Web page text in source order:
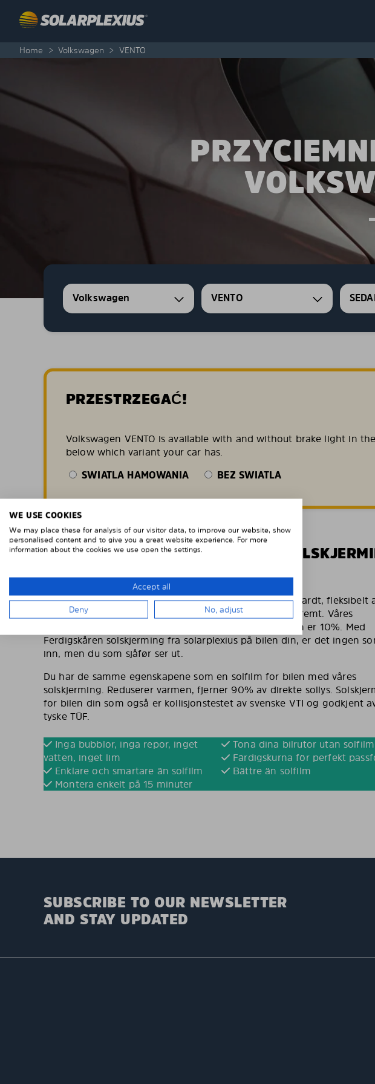
Home > Volkswagen > VENTO
Volkswagen VENTO
PRZESTRZEGAĆ!
Volkswagen VENTO is available with and without brake light in
below which variant your car has.
SWIATLA HAMOWANIA
BEZ SWIATLA
INGEN SOLFILM, FERDIGSKÅREN
I motsetning til solfilm er Solarplexius solskjerming et hardt, fleksibelt
polykarbonat.Materialet er uknuselig og kan bøyes ekstremt. Våres
solskjerming til bil er konsekvent tonet. Lysoverføringen er 10%. Med
Ferdigskåren solskjerming fra solarplexius på bilen din, er det ingen
inn, men du som sjåfør ser ut.
Du har de samme egenskapene som en solfilm for bilen med våres
solskjerming. Reduserer varmen, fjerner 90% av direkte sollys.
for bilen din som også er kollisjonstestet av svenske VTI og godkjent
tyske TÜF.
Inga bubblor, inga repor, inget
vatten, inget lim
Enklare och smartare än solfilm
Montera enkelt på 15 minuter
Tona dina bilrutor utan solfilm
Färdigskurna för perfekt
Bättre än solfilm
SUBSCRIBE TO OUR NEWSLETTER
AND STAY UPDATED
WE USE COOKIES
We may place these for analysis of our visitor data, to improve our website, show
personalised content and to give you a great website experience. For more
information about the cookies we use open the settings.
Accept all
Deny No, adjust